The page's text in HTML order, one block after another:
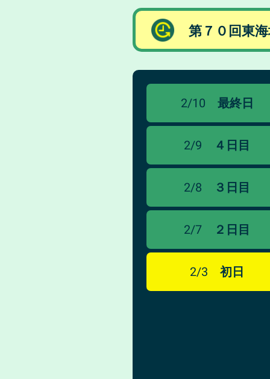
第７０回東
2/3 初日
2/7 ２日目
2/8 ３日目
2/9 ４日目
2/10 最終日